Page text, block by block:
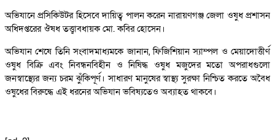
অভিযানে প্রসিকিউটর হিসেবে দায়িত্ব পালন করেন নারায়ণগঞ্জ জেলা ওষুধ প্রশাসন
অধিদপ্তরের ঔষধ তত্ত্বাবধায়ক মো. কবির হোসেন।
অভিযান শেষে তিনি সংবাদমাধ্যমকে জানান, ফিজিশিয়ান স্যাম্পল ও মেয়াদোত্তীর্ণ
ওষুধ বিক্রি এবং নিবন্ধনবিহীন ও নিষিদ্ধ ওষুধ মজুদের মতো অপরাধগুলো
জনস্বাস্থ্যের জন্য চরম ঝুঁকিপূর্ণ। সাধারণ মানুষের স্বাস্থ্য সুরক্ষা নিশ্চিত করতে অবৈধ
ওষুধের বিরুদ্ধে এই ধরনের অভিযান ভবিষ্যতেও অব্যাহত থাকবে।